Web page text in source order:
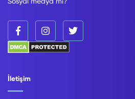
Sosyal medya mı?
İletişim